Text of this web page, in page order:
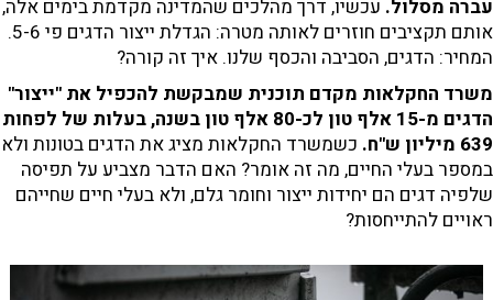
עברה מסלול. עכשיו, דרך מהלכים שהמדינה מקדמת בימים אלה,
אותם תקציבים חוזרים לאותה מטרה: הגדלת ייצור הדגים פי 5-6.
המחיר: הדגים, הסביבה והכסף שלנו. איך זה קורה?
משרד החקלאות מקדם תוכנית שמבקשת להכפיל את "ייצור"
הדגים מ-15 אלף טון לכ-80 אלף טון בשנה, בעלות של לפחות
639 מיליון ש"ח. כשמשרד החקלאות מציג את הדגים בטונות ולא
במספר בעלי החיים, מה זה אומר? האם הדבר מצביע על תפיסה
שלפיה דגים הם יחידות ייצור וחומר גלם, ולא בעלי חיים שחייהם
ראויים להתייחסות?